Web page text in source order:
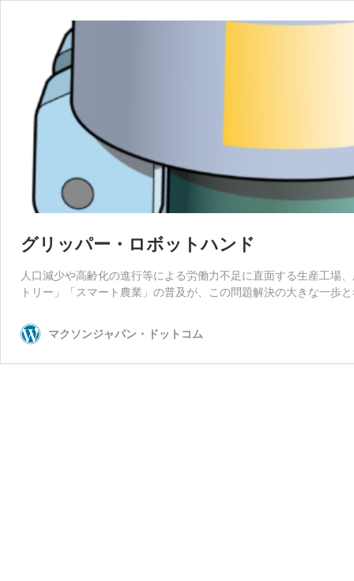
グリッパー・ロボットハンド
人口減少や高齢化の進行等による労働力不足に直面する生産工場
トリー」「スマート農業」の普及が、この問題解決の大きな一歩
マクソンジャパン・ドットコム